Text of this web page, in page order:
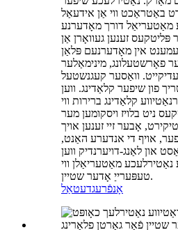
באַטראַכט ווי אַן אידעאַל
מאַטעריאַל דורך מאָדערנע
זענען געוואָרן אַן
אין מאָדערנעם פּלאַן
פאָרשטעלונג, מינימאַלער
וואַסער קעגנשטעל
פון שיפער קלאַדינג. ווען
קלאַדינג ברירות ווי
ניט בלויז ויסקומען מער
אָבער זיי זענען אויך
אויף די אנדערע האַנט,
און לאַנג-דויערנדיק ווען
מאַטעריאַלן ווי
טעפּערייַ אָדער שטיין.
אָנפֿרעגדעטאַל